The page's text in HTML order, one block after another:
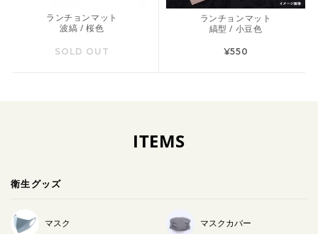
ランチョンマット
波縞 / 桜色
SOLD OUT
ランチョンマット
縞型 / 小豆色
¥550
ITEMS
衛生グッズ
マスク マスクカバー